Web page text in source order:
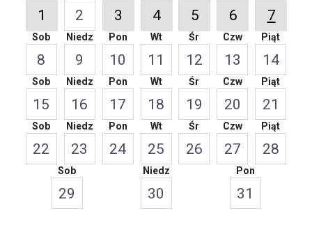
1 2 3 4 5 6 7
Sob
8
Niedz
9
Pon
10
Wt
11
Śr
12
Czw
13
Piąt
14
Sob
15
Niedz
16
Pon
17
Wt
18
Śr
19
Czw
20
Piąt
21
Sob
22
Niedz
23
Pon
24
Wt
25
Śr
26
Czw
27
Piąt
28
Sob
29
Niedz
30
Pon
31